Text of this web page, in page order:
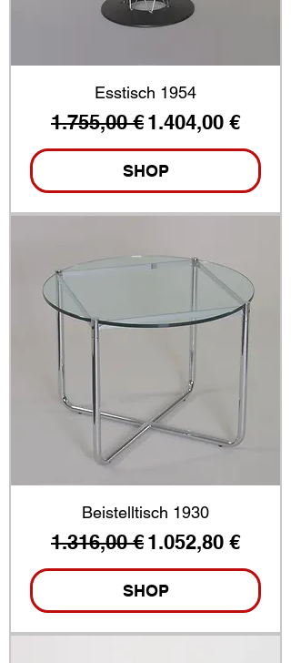
Esstisch 1954
Standardpreis
1.755,00 €Sale-Preis
1.404,00 €
SHOP
Beistelltisch 1930
Standardpreis
1.316,00 €Sale-Preis
1.052,80 €
SHOP